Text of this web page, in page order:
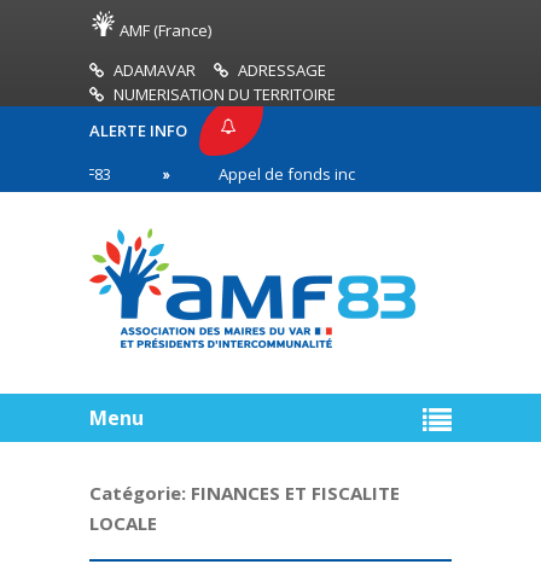
AMF (France)
ADAMAVAR
ADRESSAGE
NUMERISATION DU TERRITOIRE
ALERTE INFO
Appel de fonds incendies de forêt
première ligne
Menu
Catégorie: FINANCES ET FISCALITE
LOCALE